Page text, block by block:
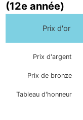
(12e année)
Prix d'or
Prix d'argent
Prix de bronze
Tableau d'honneur